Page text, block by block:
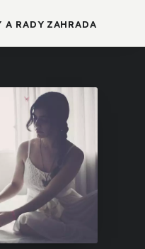
A RADY ZAHRADA